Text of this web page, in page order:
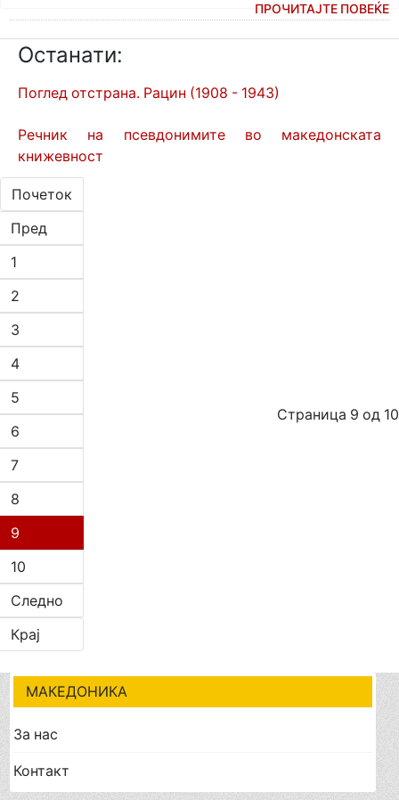
ПРОЧИТАЈТЕ ПОВЕЌЕ
Останати:
Поглед отстрана. Рацин (1908 - 1943)
Речник на псевдонимите во македонската
книжевност
Почеток
Пред
1
2
3
4
5
6
7
8
9
10
Следно
Крај
Страница 9 од 10
МАКЕДОНИКА
За нас
Контакт